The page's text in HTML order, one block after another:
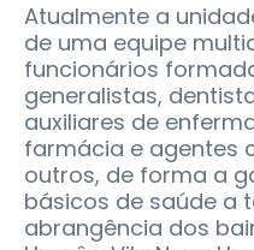
Atualmente a
de uma equipe
funcionários
generalistas,
auxiliares de
farmácia e agentes
outros, de forma a
básicos de saúde a
abrangência dos